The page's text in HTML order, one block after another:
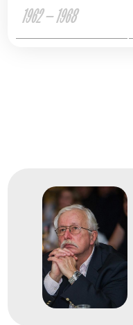
1962 — 1968